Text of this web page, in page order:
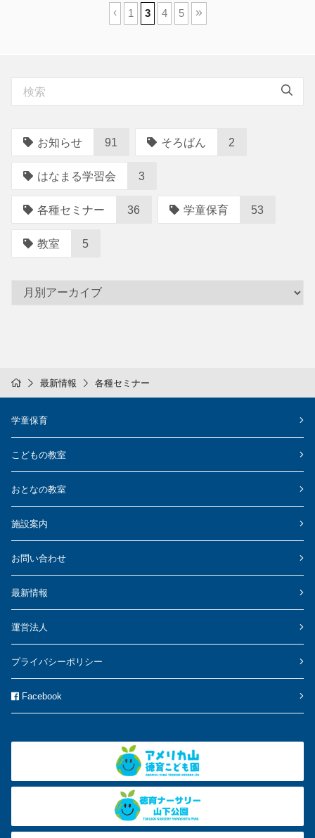
ナ
ビ
ー
シ
ョ
ン
1 3 4 5
お知らせ 91 そろばん 2
はなまる学習会 3
各種セミナー 36 学童保育 53
教室 5
最新情報 各種セミナー
学童保育
こどもの教室
おとなの教室
施設案内
お問い合わせ
最新情報
運営法人
プライバシーポリシー
Facebook